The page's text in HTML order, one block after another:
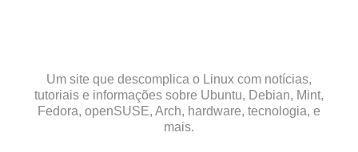
Um site que descomplica o Linux com notícias,
tutoriais e informações sobre Ubuntu, Debian, Mint,
Fedora, openSUSE, Arch, hardware, tecnologia, e
mais.